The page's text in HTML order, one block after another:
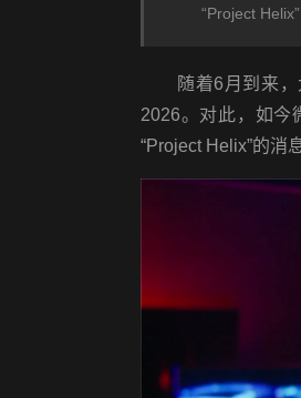
“Project
随着6月到来，大
2026。对此，如今
“Project Helix”的消息